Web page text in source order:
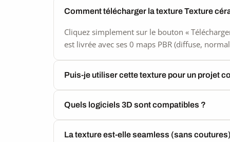
Comment télécharger la texture Texture
Cliquez simplement sur le bouton «
est livrée avec ses 0 maps PBR (diffuse,
Puis-je utiliser cette texture pour un projet
Quels logiciels 3D sont compatibles ?
La texture est-elle seamless (sans